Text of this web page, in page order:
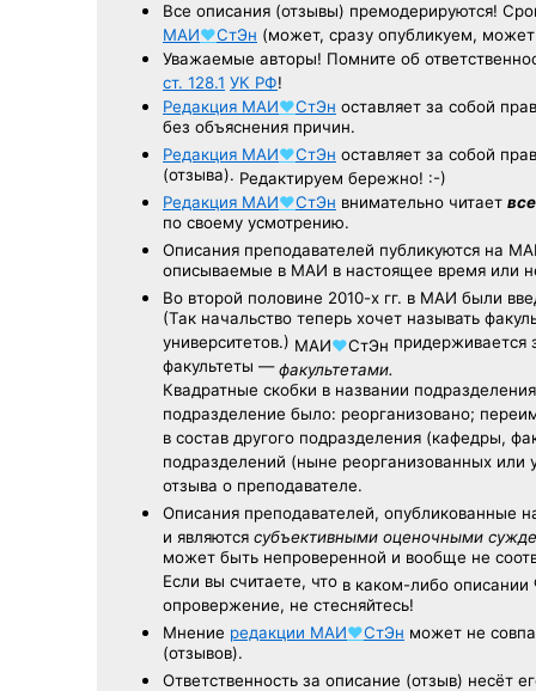
Все описания (отзывы) премодерируются!
МАИ♥СтЭн (может, сразу опубликуем,
Уважаемые авторы! Помните об
ст. 128.1 УК РФ!
Редакция МАИ♥СтЭн оставляет за собой
без объяснения причин.
Редакция МАИ♥СтЭн оставляет за собой
(отзыва). Редактируем бережно! :-)
Редакция МАИ♥СтЭн внимательно читает все
по своему усмотрению.
Описания преподавателей публикуются на
описываемые в МАИ в настоящее время или
Во второй половине 2010-х гг. в МАИ были
(Так начальство теперь хочет называть
университетов.) МАИ♥СтЭн придерживается
факультеты —факультетами.
Квадратные скобки в названии
подразделение было: реорганизовано;
в состав другого подразделения (кафедры,
подразделений (ныне реорганизованных
отзыва о преподавателе.
Описания преподавателей, опубликованные
и являются субъективными оценочными
может быть непроверенной и вообще не
Если вы считаете, что в каком-либо описании
опровержение, не стесняйтесь!
Мнение редакции МАИ♥СтЭн может не
(отзывов).
Ответственность за описание (отзыв) несёт